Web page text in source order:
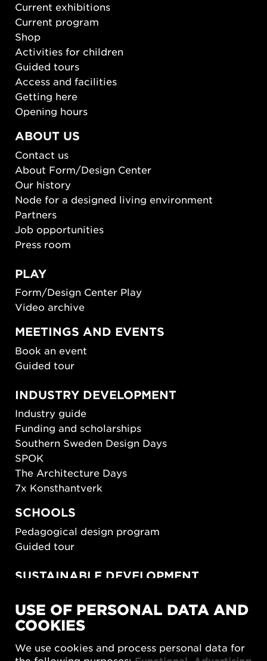
Current exhibitions
Current program
Shop
Activities for children
Guided tours
Access and facilities
Getting here
Opening hours
ABOUT US
Contact us
About Form/Design Center
Our history
Node for a designed living environment
Partners
Job opportunities
Press room
PLAY
Form/Design Center Play
Video archive
MEETINGS AND EVENTS
Book an event
Guided tour
INDUSTRY DEVELOPMENT
Industry guide
Funding and scholarships
Southern Sweden Design Days
SPOK
The Architecture Days
7x Konsthantverk
SCHOOLS
Pedagogical design program
Guided tour
SUSTAINABLE DEVELOPMENT
SUSTAINORDIC
Share Future Living
What Matter_s
USE OF PERSONAL DATA AND
COOKIES
We use cookies and process personal data for